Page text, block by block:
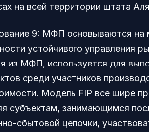
на всей территории штата
9: МФП основываются на
устойчивого управления
из МФП, используется для
среди участников
Модель FIP все шире
субъектам, занимающимся
сбытовой цепочки,